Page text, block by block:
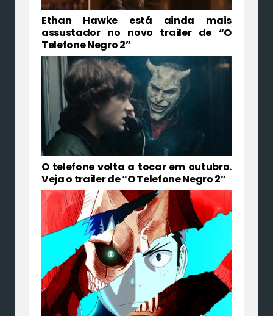
Ethan Hawke está ainda mais
assustador no novo trailer de “O
Telefone Negro 2”
O telefone volta a tocar em outubro.
Veja o trailer de “O Telefone Negro 2”